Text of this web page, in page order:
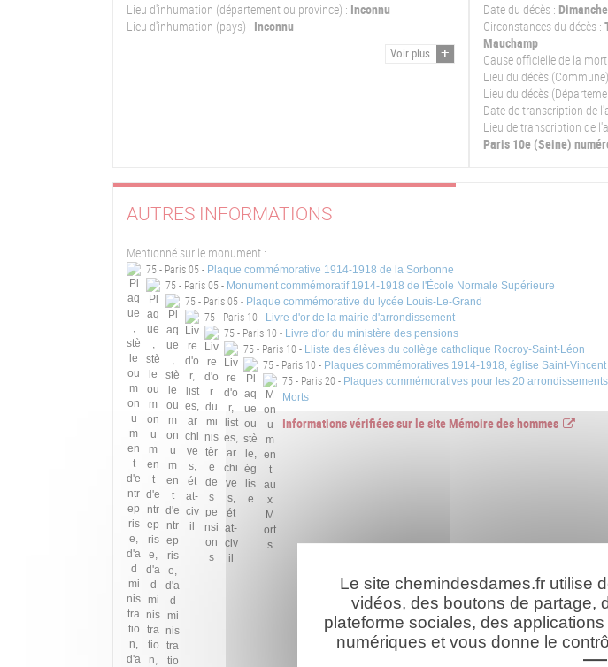
Lieu d'inhumation (département ou province) : Inconnu
Lieu d'inhumation (pays) : Inconnu
Voir plus
Date du décès :
Circonstances du décès :
Mauchamp
Cause officielle de la
Lieu du décès
Lieu du décès
Date de transcription de
Lieu de transcription de
Paris 10e (Seine)
AUTRES INFORMATIONS
Mentionné sur le monument :
75 - Paris 05 - Plaque commémorative 1914-1918 de la Sorbonne
75 - Paris 05 - Monument commémoratif 1914-1918 de l'École Normale Supérieure
75 - Paris 05 - Plaque commémorative du lycée Louis-Le-Grand
75 - Paris 10 - Livre d'or de la mairie d'arrondissement
75 - Paris 10 - Livre d'or du ministère des pensions
75 - Paris 10 - Lliste des élèves du collège catholique Rocroy-Saint-Léon
75 - Paris 10 - Plaques commémoratives 1914-1918, église Saint-Vincent
75 - Paris 20 - Plaques commémoratives pour les 20
Morts
Informations vérifiées sur le site Mémoire des hommes
Le site chemindesdames.fr utilise
vidéos, des boutons de partage,
plateforme sociales, des
numériques et vous donne le